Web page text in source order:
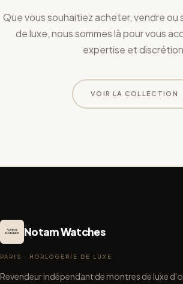
Que vous souhaitiez acheter, vendre ou
de luxe, nous sommes là pour vous
expertise et
VOIR LA COLLECTION
Notam Watches
PARIS · HORLOGERIE DE LUXE
Revendeur indépendant de montres de luxe